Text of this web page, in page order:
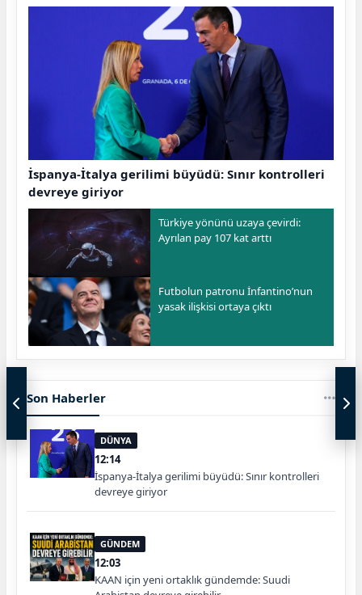
İspanya-İtalya gerilimi büyüdü: Sınır kontrolleri
devreye giriyor
Türkiye yönünü uzaya çevirdi:
Ayrılan pay 107 kat arttı
Futbolun patronu İnfantino’nun
yasak ilişkisi ortaya çıktı
Son Haberler
DÜNYA
12:14
İspanya-İtalya gerilimi büyüdü: Sınır kontrolleri
devreye giriyor
GÜNDEM
12:03
KAAN için yeni ortaklık gündemde: Suudi